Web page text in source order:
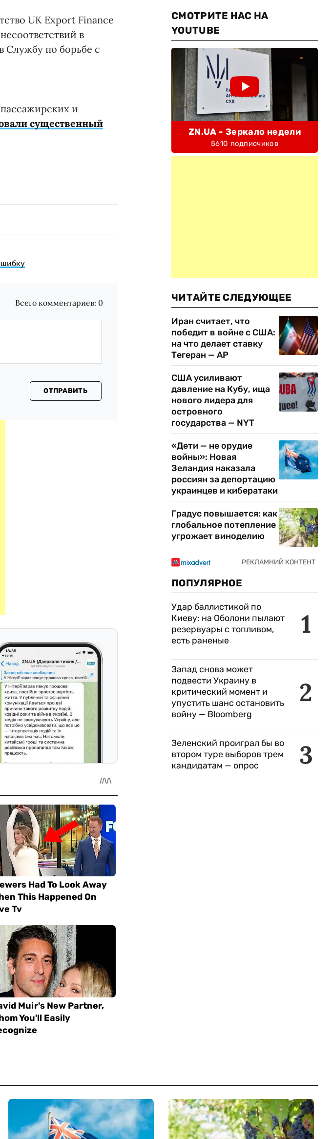
UK Export Finance
в
Службу по борьбе с
и
существенный
Всего комментариев: 0
ОТПРАВИТЬ
СМОТРИТЕ НАС НА
YOUTUBE
ZN.UA - Зеркало недели
5610 подписчиков
ЧИТАЙТЕ СЛЕДУЮЩЕЕ
Иран считает, что
победит в войне с США:
на что делает ставку
Тегеран — AP
США усиливают
давление на Кубу, ища
нового лидера для
островного
государства — NYT
«Дети — не орудие
войны»: Новая
Зеландия наказала
россиян за депортацию
украинцев и кибератаки
Градус повышается: как
глобальное потепление
угрожает виноделию
ПОПУЛЯРНОЕ
1
Удар баллистикой по
Киеву: на Оболони пылают
резервуары с топливом,
есть раненые
2
Запад снова может
подвести Украину в
критический момент и
упустить шанс остановить
войну — Bloomberg
3
Зеленский проиграл бы во
втором туре выборов трем
кандидатам — опрос